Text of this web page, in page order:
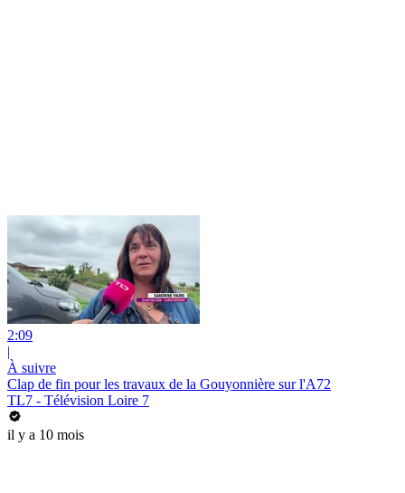
2:09
|
À suivre
Clap de fin pour les travaux de la Gouyonnière sur l'A72
TL7 - Télévision Loire 7
il y a 10 mois